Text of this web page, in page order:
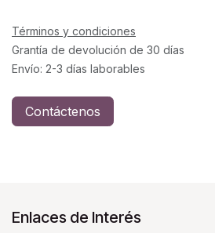
Términos y condiciones
Grantía de devolución de 30 días
Envío: 2-3 días laborables
Contáctenos
Enlaces de Interés